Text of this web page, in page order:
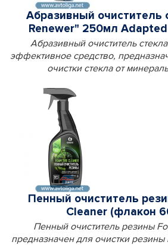
Абразивный очиститель
Renewer" 250мл
Абразивный очиститель
эффективное средство,
очистки стекла от
Пенный очиститель
Сleaner (флакон
Пенный очиститель резины
предназначен для очистки